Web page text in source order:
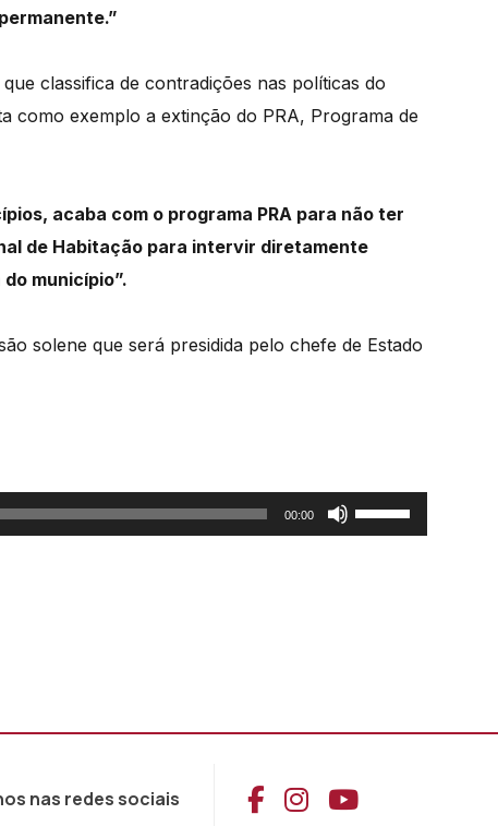
classifica de contradições nas políticas do
como exemplo a extinção do PRA, Programa de
acaba com o programa PRA para não ter
de Habitação para intervir diretamente
município”.
solene que será presidida pelo chefe de Estado
00:00
Use
as
diminuir
volume.
nas redes sociais Aceder ao
Aceder ao
Aceder ao